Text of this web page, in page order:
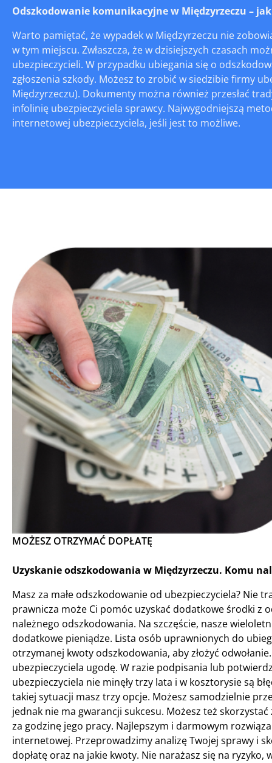
Odszkodowanie komunikacyjne w Międzyrzeczu – jak
Warto pamiętać, że wypadek w Międzyrzeczu nie
w tym miejscu. Zwłaszcza, że w dzisiejszych czasach
ubezpieczycieli. W przypadku ubiegania się o
zgłoszenia szkody. Możesz to zrobić w siedzibie firmy
Międzyrzeczu). Dokumenty można również przesłać
infolinię ubezpieczyciela sprawcy. Najwygodniejszą
internetowej ubezpieczyciela, jeśli jest to możliwe.
MOŻESZ OTRZYMAĆ DOPŁATĘ
Uzyskanie odszkodowania w Międzyrzeczu. Komu
Masz za małe odszkodowanie od ubezpieczyciela? Nie
prawnicza może Ci pomóc uzyskać dodatkowe środki z
należnego odszkodowania. Na szczęście, nasze
dodatkowe pieniądze. Lista osób uprawnionych do
otrzymanej kwoty odszkodowania, aby złożyć
ubezpieczyciela ugodę. W razie podpisania lub
ubezpieczyciela nie minęły trzy lata i w kosztorysie są
takiej sytuacji masz trzy opcje. Możesz samodzielnie
jednak nie ma gwarancji sukcesu. Możesz też
za godzinę jego pracy. Najlepszym i darmowym
internetowej. Przeprowadzimy analizę Twojej sprawy i
dopłatę oraz na jakie kwoty. Nie narażasz się na